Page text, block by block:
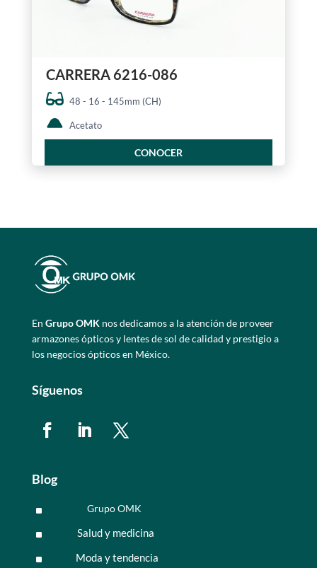
CARRERA 6216-086
48 - 16 - 145mm (CH)
Acetato
CONOCER
En Grupo OMKnos dedicamos a la atención de proveer
armazones ópticos y lentes de sol de calidad y prestigio a
los negocios ópticos en México.
Síguenos
Blog
^ Grupo OMK
^ Salud y medicina
^ Moda y tendencia